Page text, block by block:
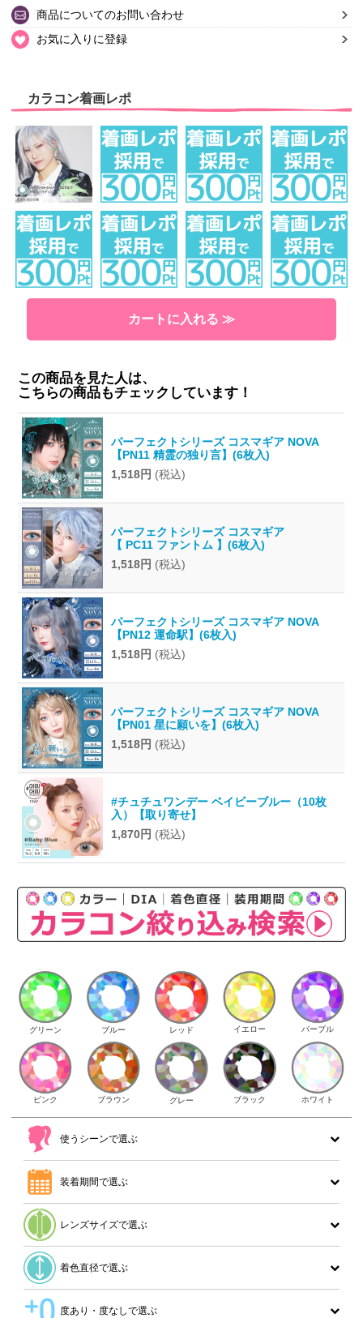
商品についてのお問い合わせ
お気に入りに登録
カラコン着画レポ
カートに入れる ≫
この商品を見た人は、
こちらの商品もチェックしています！
パーフェクトシリーズ コスマギア NOVA
【PN11 精霊の独り言】(6枚入)
1,518円 (税込)
パーフェクトシリーズ コスマギア
【 PC11 ファントム 】(6枚入)
1,518円 (税込)
パーフェクトシリーズ コスマギア NOVA
【PN12 運命駅】(6枚入)
1,518円 (税込)
パーフェクトシリーズ コスマギア NOVA
【PN01 星に願いを】(6枚入)
1,518円 (税込)
#チュチュワンデー ベイビーブルー（10枚
入）【取り寄せ】
1,870円 (税込)
グリーン ブルー レッド イエロー パープル
ピンク ブラウン グレー ブラック ホワイト
使うシーンで選ぶ
装着期間で選ぶ
レンズサイズで選ぶ
着色直径で選ぶ
度あり・度なしで選ぶ